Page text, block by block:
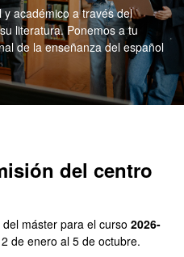
académico a través del
literatura. Ponemos a tu
de la enseñanza del español
del centro
del máster para el curso 2026-
de enero al 5 de octubre.